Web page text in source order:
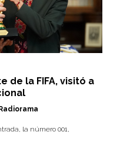
de la FIFA, visitó a
la número 001,